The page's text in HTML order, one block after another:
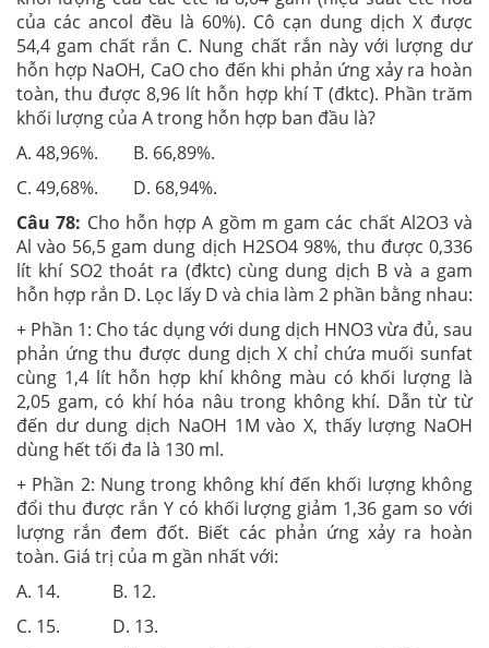
của các ancol đều là 60%). Cô cạn dung dịch X được
54,4 gam chất rắn C. Nung chất rắn này với lượng dư
hỗn hợp NaOH, CaO cho đến khi phản ứng xảy ra hoàn
toàn, thu được 8,96 lít hỗn hợp khí T (đktc). Phần trăm
khối lượng của A trong hỗn hợp ban đầu là?
A. 48,96%. B. 66,89%.
C. 49,68%. D. 68,94%.
Câu 78: Cho hỗn hợp A gồm m gam các chất Al2O3 và
Al vào 56,5 gam dung dịch H2SO4 98%, thu được 0,336
lít khí SO2 thoát ra (đktc) cùng dung dịch B và a gam
hỗn hợp rắn D. Lọc lấy D và chia làm 2 phần bằng nhau:
+ Phần 1: Cho tác dụng với dung dịch HNO3 vừa đủ, sau
phản ứng thu được dung dịch X chỉ chứa muối sunfat
cùng 1,4 lít hỗn hợp khí không màu có khối lượng là
2,05 gam, có khí hóa nâu trong không khí. Dẫn từ từ
đến dư dung dịch NaOH 1M vào X, thấy lượng NaOH
dùng hết tối đa là 130 ml.
+ Phần 2: Nung trong không khí đến khối lượng không
đổi thu được rắn Y có khối lượng giảm 1,36 gam so với
lượng rắn đem đốt. Biết các phản ứng xảy ra hoàn
toàn. Giá trị của m gần nhất với:
A. 14. B. 12.
C. 15. D. 13.